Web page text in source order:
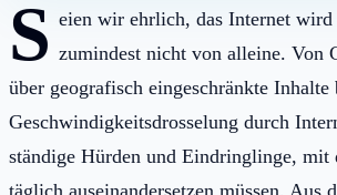
S eien wir ehrlich, das Internet
zumindest nicht von alleine. Von
über geografisch eingeschränkte
Geschwindigkeitsdrosselung durch
ständige Hürden und Eindringlinge, mit
täglich auseinandersetzen müssen. Aus